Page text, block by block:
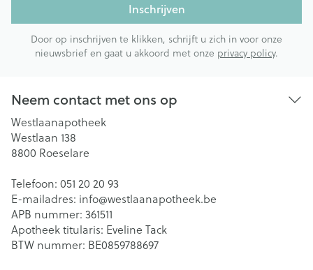
Inschrijven
Door op inschrijven te klikken, schrijft u zich in voor onze
nieuwsbrief en gaat u akkoord met onze privacy policy.
Neem contact met ons op
Westlaanapotheek
Westlaan 138
8800 Roeselare
Telefoon: 051 20 20 93
E-mailadres: info@westlaanapotheek.be
APB nummer: 361511
Apotheek titularis: Eveline Tack
BTW nummer: BE0859788697